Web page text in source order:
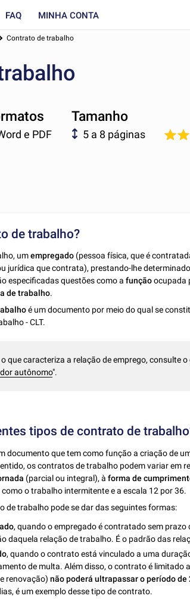
FAQ MINHA CONTA
Contrato de trabalho
e PDF
Tamanho
5 a 8 páginas
de trabalho?
umempregado (pessoa física, que é
jurídica que contrata), prestando-lhe
especificadas questões como afunçãoocupada
de trabalho.
é um documento por meio do qual se
- CLT.
que caracteriza a relação de emprego, consulte o
autônomo".
tipos de contrato de
documento que tem como função a criação de
os contratos de trabalho podem variar em
(parcial ou integral), àforma de
como o trabalho intermitente e a escala 12 por 36.
de trabalho pode se dar das seguintes formas:
, quando o empregado é contratado sem
daquela relação de trabalho. É o padrão das
, quando o contrato está vinculado a uma
de multa. Além disso, o contrato é limitado
renovação)não poderá ultrapassar o período de
é um exemplo desse tipo de contrato.